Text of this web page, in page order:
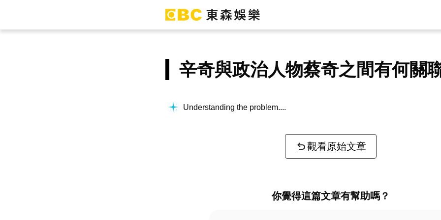
辛奇與政治人物蔡奇之間有何關
Understanding the problem...
觀看原始文章
你覺得這篇文章有幫助嗎？